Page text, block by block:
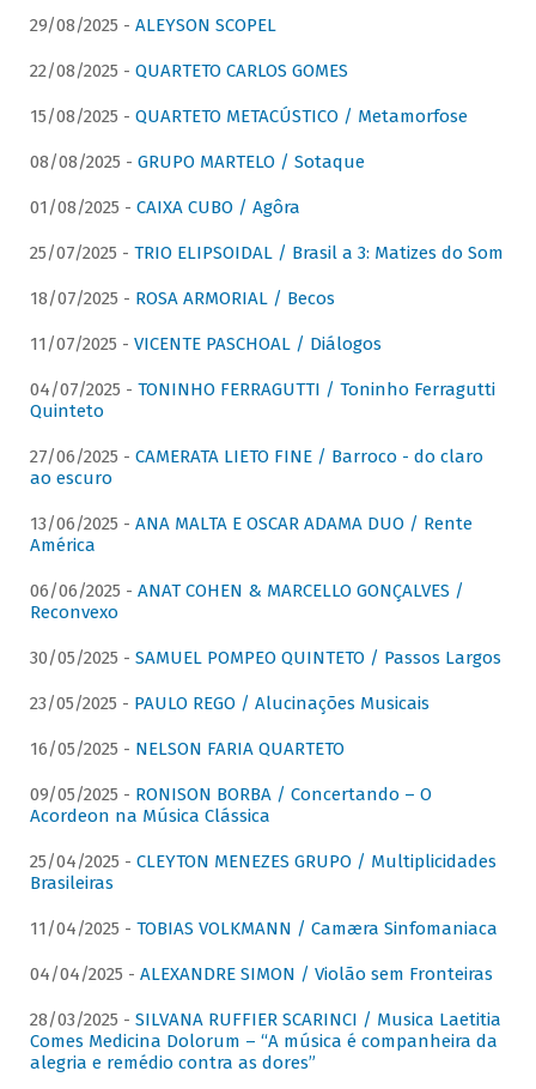
29/08/2025 - ALEYSON SCOPEL
22/08/2025 - QUARTETO CARLOS GOMES
15/08/2025 - QUARTETO METACÚSTICO / Metamorfose
08/08/2025 - GRUPO MARTELO / Sotaque
01/08/2025 - CAIXA CUBO / Agôra
25/07/2025 - TRIO ELIPSOIDAL / Brasil a 3: Matizes do Som
18/07/2025 - ROSA ARMORIAL / Becos
11/07/2025 - VICENTE PASCHOAL / Diálogos
04/07/2025 - TONINHO FERRAGUTTI / Toninho Ferragutti
Quinteto
27/06/2025 - CAMERATA LIETO FINE / Barroco - do claro
ao escuro
13/06/2025 - ANA MALTA E OSCAR ADAMA DUO / Rente
América
06/06/2025 - ANAT COHEN & MARCELLO GONÇALVES /
Reconvexo
30/05/2025 - SAMUEL POMPEO QUINTETO / Passos Largos
23/05/2025 - PAULO REGO / Alucinações Musicais
16/05/2025 - NELSON FARIA QUARTETO
09/05/2025 - RONISON BORBA / Concertando – O
Acordeon na Música Clássica
25/04/2025 - CLEYTON MENEZES GRUPO / Multiplicidades
Brasileiras
11/04/2025 - TOBIAS VOLKMANN / Camæra Sinfomaniaca
04/04/2025 - ALEXANDRE SIMON / Violão sem Fronteiras
28/03/2025 - SILVANA RUFFIER SCARINCI / Musica Laetitia
Comes Medicina Dolorum – “A música é companheira da
alegria e remédio contra as dores”